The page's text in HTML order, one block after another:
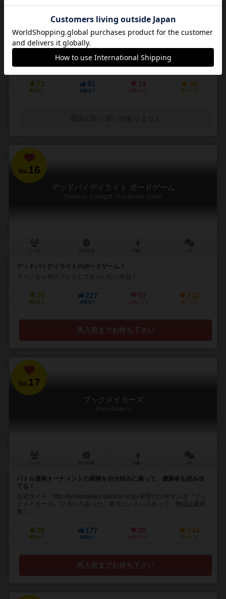
悪夢のような街で他の狩人を出し抜いて「血の遺志」を集めろ
ＰＳ４で発売されたフロムソフトウェアのブラッドボーンのカードゲ
ーム化。 かつて栄華を極めた古都ヤーナムでは風土病「獣の病」がは
73
興味あり
51
経験あり
14
お気に入り
50
持ってる
No. 16
デッドバイデイライト ボードゲーム
Dead by Daylight: The Board Game
デッドバイデイライトのボードゲーム！
ファンならぜひプレイしてもらいたい作品！
79
興味あり
227
経験あり
53
お気に入り
212
持ってる
再入荷までお待ち下さい
No.17
ブックメイカーズ
Book Makers
バトル漫画トーナメントの展開を自分好みに操って、優勝者を読み当
てる！
公式サイト http://bookmakers.sakura.ne.jp/ 架空の少年マンガ『ブッ
クメイカーズ』 いろいろあった。本当にいろいろあって、物語は最終
章！...
78
興味あり
177
経験あり
26
お気に入り
144
持ってる
再入荷までお待ち下さい